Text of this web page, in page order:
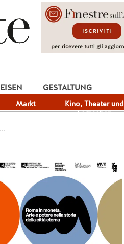
Markt
Kino, Theater und
Fernsehen
GESTALTUNG